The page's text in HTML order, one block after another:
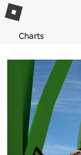
Charts